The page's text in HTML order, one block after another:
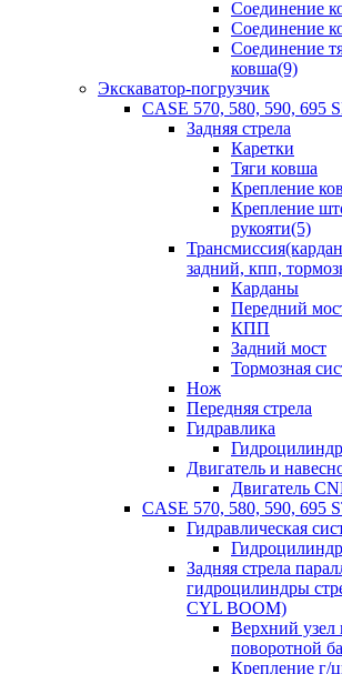
Соединение
Соединение
Соединение
ковша(9)
Экскаватор-погрузчик
CASE 570, 580, 590, 695
Задняя стрела
Каретки
Тяги ковша
Крепление
Крепление
рукояти(5)
задний, кпп,
Карданы
Передний
КПП
Задний мост
Тормозная
Нож
Передняя стрела
Гидравлика
Двигатель и
Двигатель
CASE 570, 580, 590, 695
Гидравлическая
Задняя стрела
гидроцилиндры
CYL BOOM)
Верхний узел
поворотной
Крепление г/